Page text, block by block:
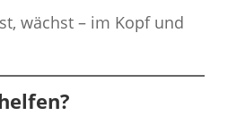
wächst – im Kopf und